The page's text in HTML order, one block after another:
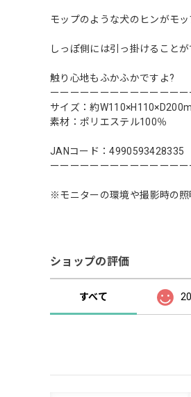
モップのような犬のヒンがモッ
しっぽ側には引っ掛けること
触り心地もふかふかですよ?
ーーーーーーーーーーーーーー
サイズ：約
素材：ポリエステル100％
JANコード：4990593428335
ーーーーーーーーーーーーーー
※モニターの環境や撮影時の照
ショップの評価
すべて